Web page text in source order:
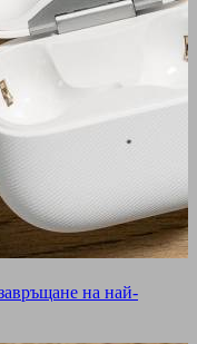
на най-